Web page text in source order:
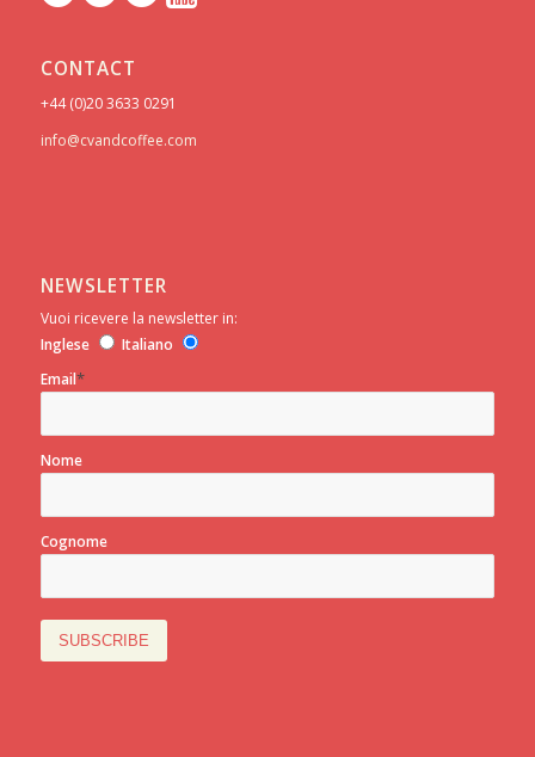
CONTACT
+44 (0)20 3633 0291
info@cvandcoffee.com
NEWSLETTER
Vuoi ricevere la newsletter in:
Inglese
Italiano
Email*
Nome
Cognome